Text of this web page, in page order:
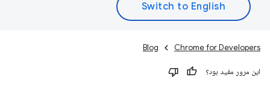
Chrome for Developers
Blog
این مرور مفید بود؟